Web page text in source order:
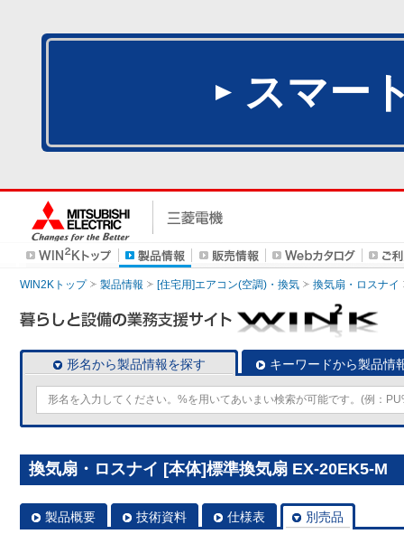
スマー
WIN2Kトップ 製品情報 [住宅用]エアコン(空調)・換気 換気扇・ロスナイ
形名から製品情報を探す キーワードから製品情
換気扇・ロスナイ [本体]標準換気扇 EX-20EK5-M
製品概要 技術資料 仕様表 別売品